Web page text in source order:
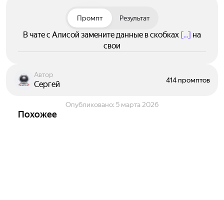
Промпт Результат
В чате с Алисой замените данные в скобках [...] на
свои
Автор
Сергей 414 промптов
Опубликовано: 5 марта 2026
Похожее